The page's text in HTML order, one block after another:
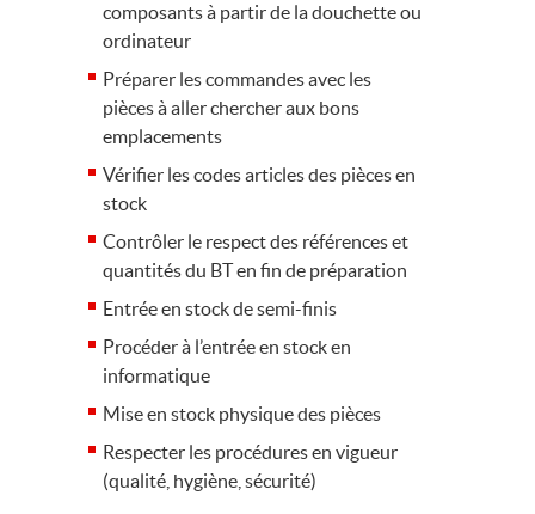
composants à partir de la douchette ou
ordinateur
Préparer les commandes avec les
pièces à aller chercher aux bons
emplacements
Vérifier les codes articles des pièces en
stock
Contrôler le respect des références et
quantités du BT en fin de préparation
Entrée en stock de semi-finis
Procéder à l’entrée en stock en
informatique
Mise en stock physique des pièces
Respecter les procédures en vigueur
(qualité, hygiène, sécurité)